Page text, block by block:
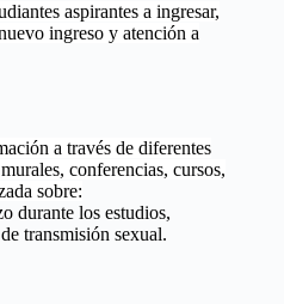
aspirantes a ingresar,
ingreso y atención a
a través de diferentes
conferencias, cursos,
sobre:
durante los estudios,
transmisión sexual.